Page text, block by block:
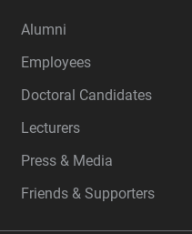
Alumni
Employees
Doctoral Candidates
Lecturers
Press & Media
Friends & Supporters